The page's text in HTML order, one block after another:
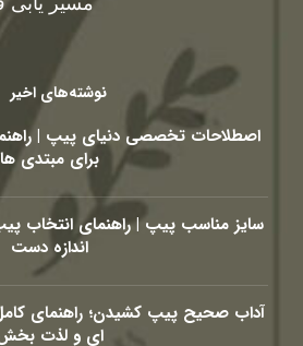
نوشته‌های اخیر
اصطلاحات تخصصی دنیای پیپ |
برای مبتدی ها
سایز مناسب پیپ | راهنمای انتخاب
اندازه دست
آداب صحیح پیپ کشیدن؛ راهنمای
ای و لذت